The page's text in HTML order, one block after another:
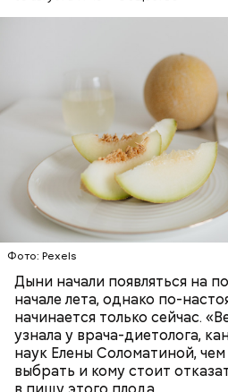
Фото: Pexels
Дыни начали появляться на
начале лета, однако по-
начинается только сейчас.
узнала у врача-диетолога,
наук Елены Соломатиной,
выбрать и кому стоит
Дыня содержит много
жидкости, поэтому
много энергии, чтобы ее
доктор. Кроме того, этот
минералами. Так, в дыне
вещество вызывает
бета-каротин
поддержание
необходим для
«делает пилинг изнутри»,
слизистые оболочки
бета-каротин
лютеин и зеаксантин —
отлично поддерживают
калий — оказывает
поддерживает сердечно-
систему и предотвращает
магний — помогает калию
спазмироваться.
нервную систему,
спазмы, — пояснила
ЗДОРОВЬЕ
ПРАВИЛЬНОЕ
ОВОЩИ
ЛЕТО ФРУКТЫ